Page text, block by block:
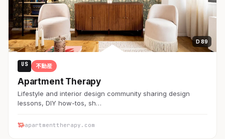
D 89
US 不動産
Apartment Therapy
Lifestyle and interior design community sharing design
lessons, DIY how-tos, sh…
apartmenttherapy.com